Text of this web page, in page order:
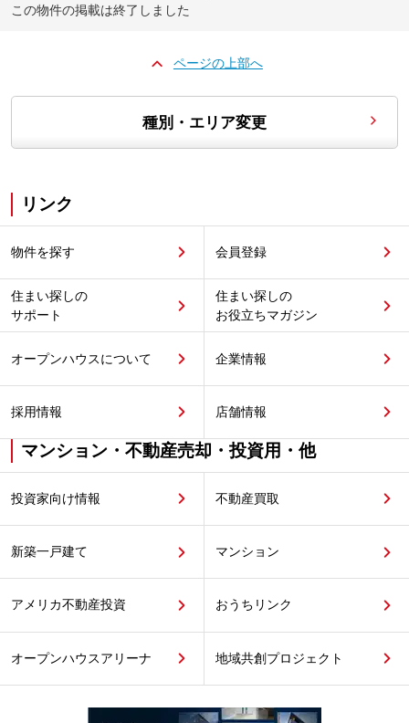
この物件の掲載は終了しました
ページの上部へ
種別・エリア変更
リンク
物件を探す 会員登録
住まい探しの
サポート
住まい探しの
お役立ちマガジン
オープンハウスについて 企業情報
採用情報 店舗情報
マンション・不動産売却・投資用・他
投資家向け情報 不動産買取
新築一戸建て マンション
アメリカ不動産投資 おうちリンク
オープンハウスアリーナ 地域共創プロジェクト